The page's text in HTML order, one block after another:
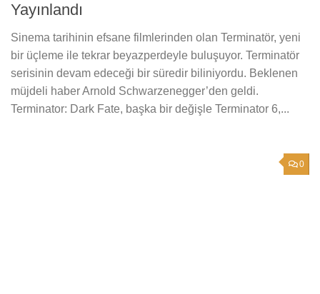
Yayınlandı
Sinema tarihinin efsane filmlerinden olan Terminatör, yeni
bir üçleme ile tekrar beyazperdeyle buluşuyor. Terminatör
serisinin devam edeceği bir süredir biliniyordu. Beklenen
müjdeli haber Arnold Schwarzenegger’den geldi.
Terminator: Dark Fate, başka bir değişle Terminator 6,...
0